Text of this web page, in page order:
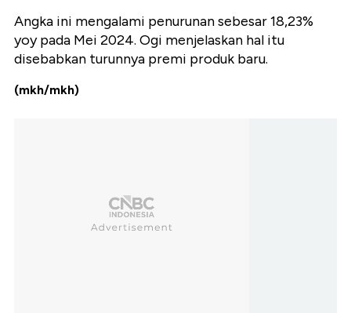
Angka ini mengalami penurunan sebesar 18,23%
yoy pada Mei 2024. Ogi menjelaskan hal itu
disebabkan turunnya premi produk baru.
(mkh/mkh)